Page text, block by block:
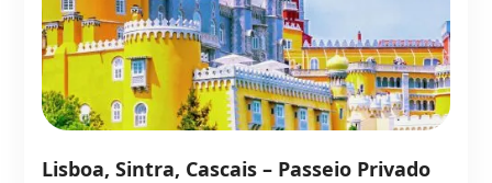
Lisboa, Sintra, Cascais – Passeio Privado